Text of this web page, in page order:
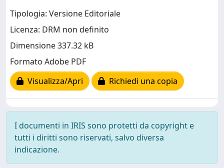
Tipologia: Versione Editoriale
Licenza: DRM non definito
Dimensione 337.32 kB
Formato Adobe PDF
Visualizza/Apri
Richiedi una copia
I documenti in IRIS sono protetti da copyright e
tutti i diritti sono riservati, salvo diversa
indicazione.